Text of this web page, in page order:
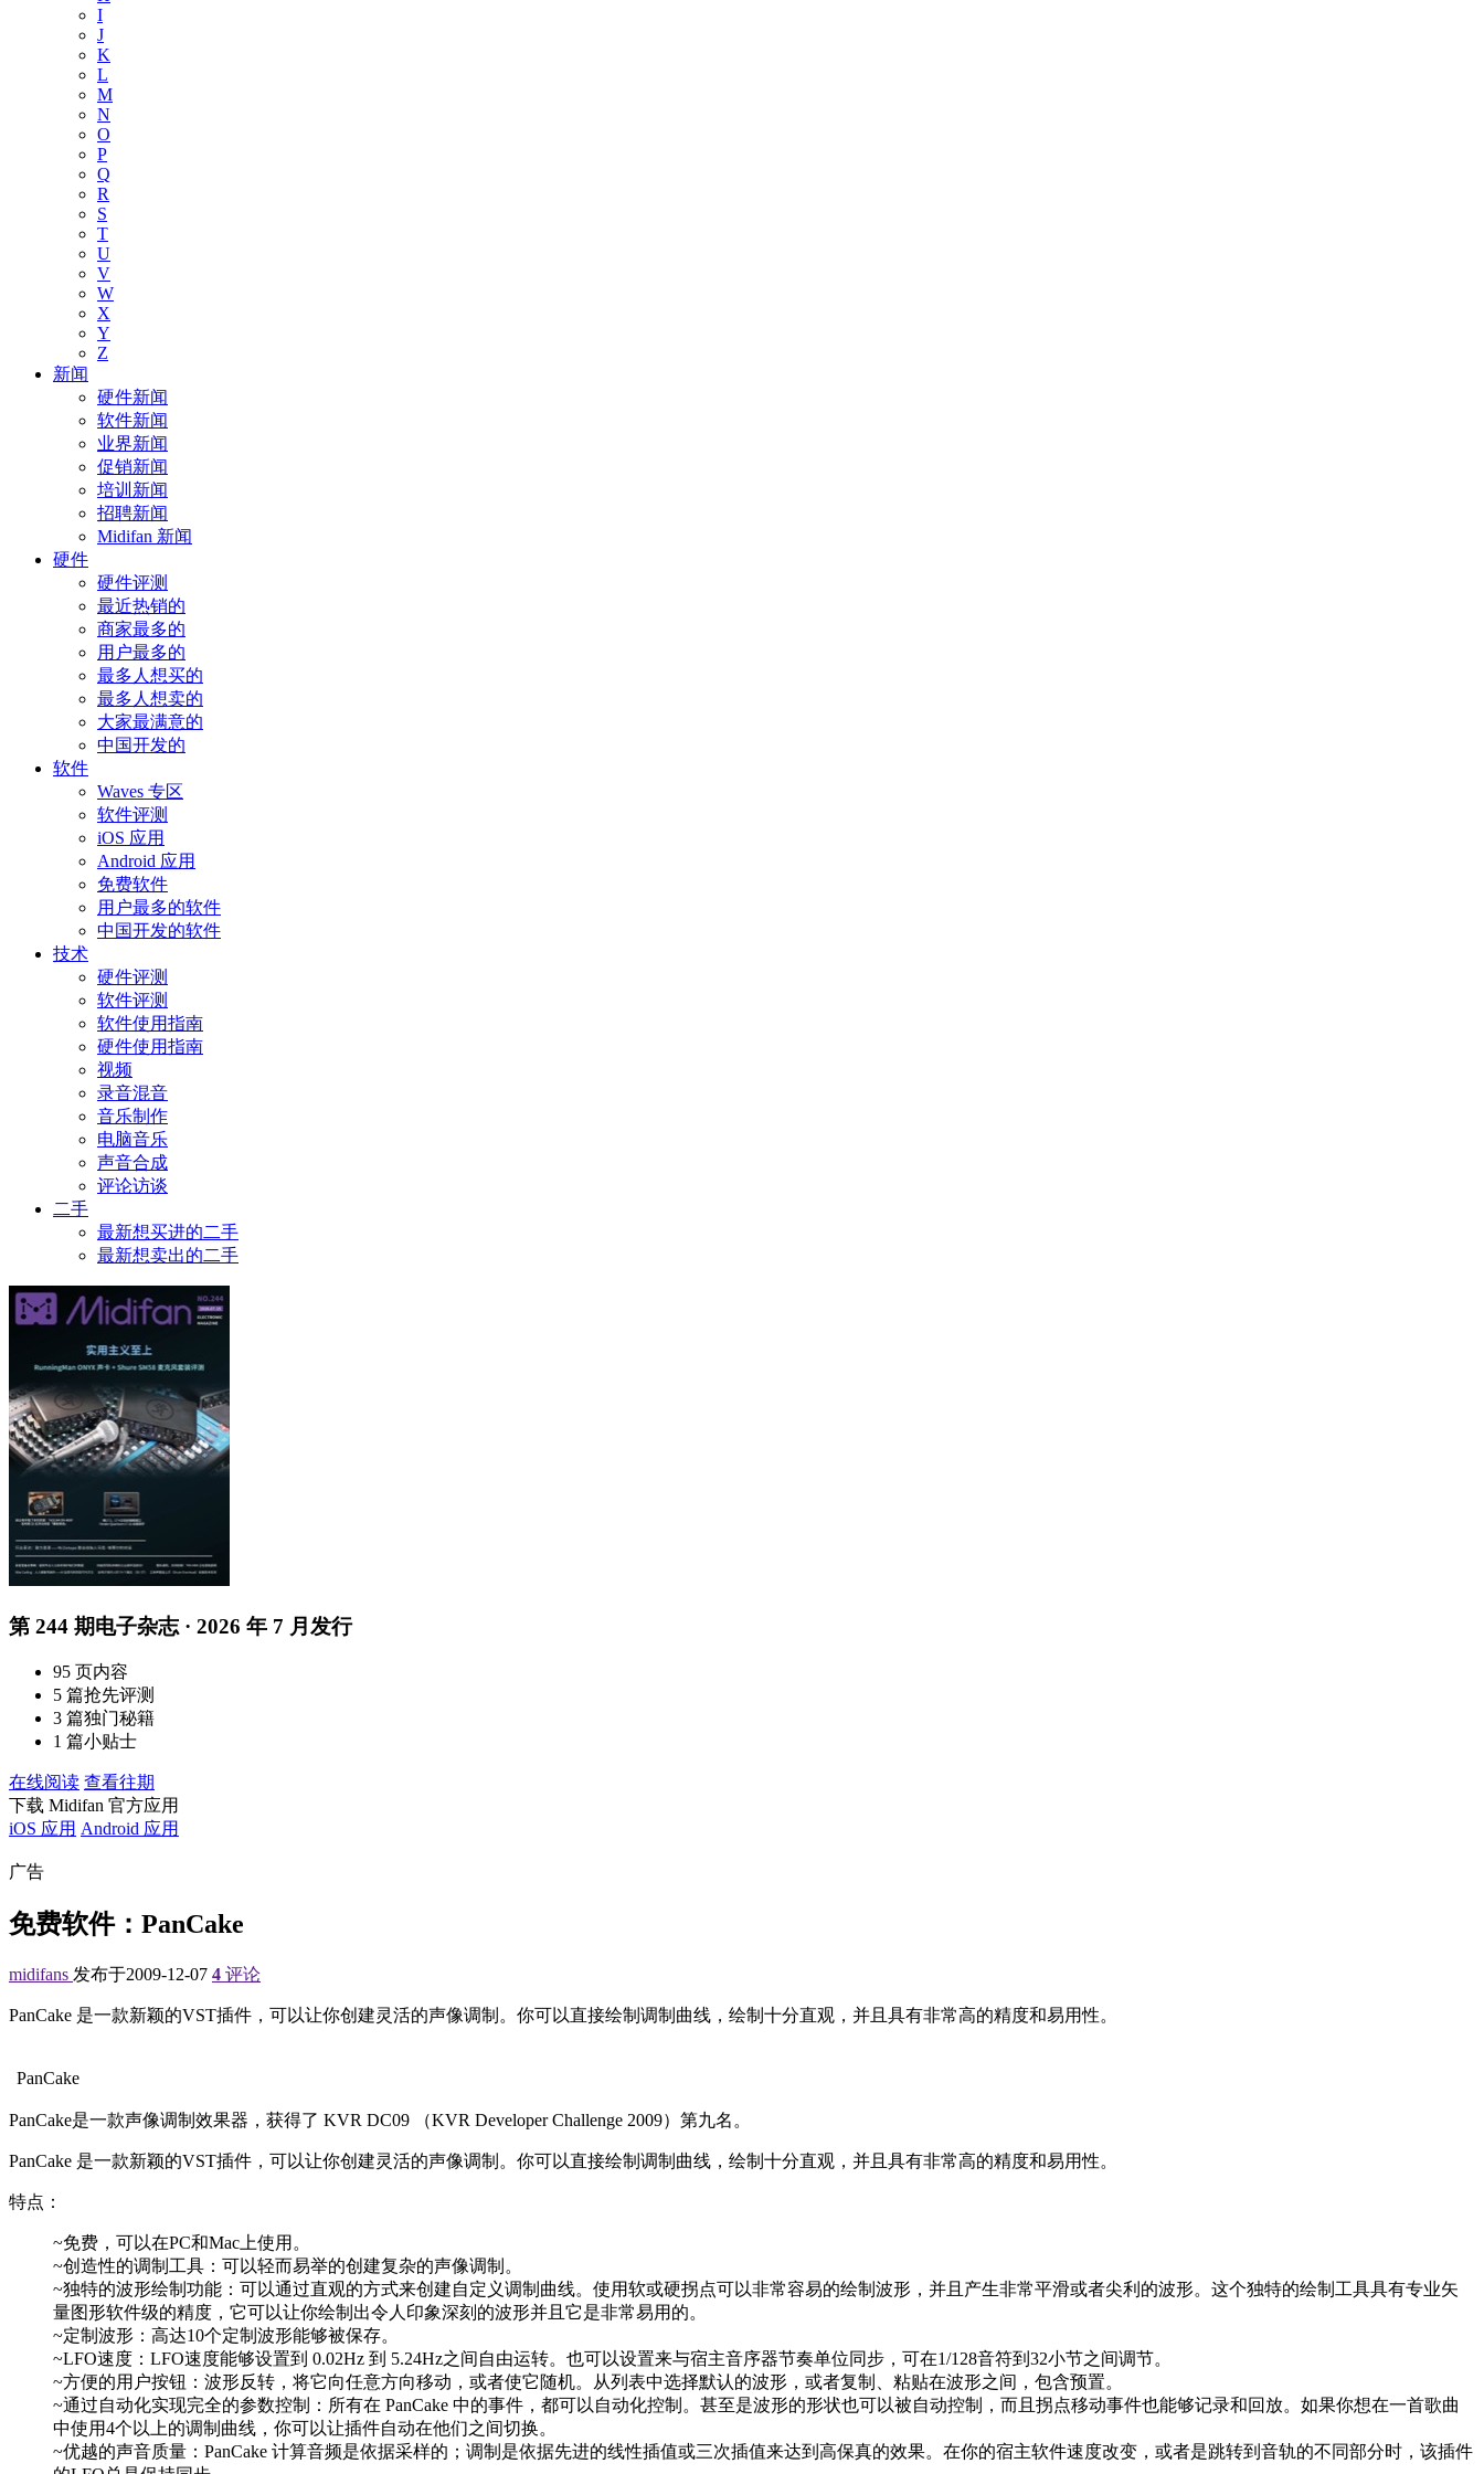
I
J
K
L
M
N
O
P
Q
R
S
T
U
V
W
X
Y
Z
新闻
硬件新闻
软件新闻
业界新闻
促销新闻
培训新闻
招聘新闻
Midifan 新闻
硬件
硬件评测
最近热销的
商家最多的
用户最多的
最多人想买的
最多人想卖的
大家最满意的
中国开发的
软件
Waves 专区
软件评测
iOS 应用
Android 应用
免费软件
用户最多的软件
中国开发的软件
技术
硬件评测
软件评测
软件使用指南
硬件使用指南
视频
录音混音
音乐制作
电脑音乐
声音合成
评论访谈
二手
最新想买进的二手
最新想卖出的二手
第 244 期电子杂志 · 2026 年 7 月发行
95 页内容
5 篇抢先评测
3 篇独门秘籍
1 篇小贴士
在线阅读 查看往期
下载 Midifan 官方应用
iOS 应用 Android 应用
广告
免费软件：PanCake
midifans 发布于2009-12-07 4 评论
PanCake 是一款新颖的VST插件，可以让你创建灵活的声像调制。你可以直接绘制调制曲线，绘制十分直观，并且具有非常高的精度和易用性。
PanCake
PanCake是一款声像调制效果器，获得了 KVR DC09 （KVR Developer Challenge 2009）第九名。
PanCake 是一款新颖的VST插件，可以让你创建灵活的声像调制。你可以直接绘制调制曲线，绘制十分直观，并且具有非常高的精度和易用性。
特点：
~免费，可以在PC和Mac上使用。
~创造性的调制工具：可以轻而易举的创建复杂的声像调制。
~独特的波形绘制功能：可以通过直观的方式来创建自定义调制曲线。使用软或硬拐点可以非常容易的绘制波形，并且产生非常平滑或者尖利的波形。这个独特的绘制工具具有专业矢
量图形软件级的精度，它可以让你绘制出令人印象深刻的波形并且它是非常易用的。
~定制波形：高达10个定制波形能够被保存。
~LFO速度：LFO速度能够设置到 0.02Hz 到 5.24Hz之间自由运转。也可以设置来与宿主音序器节奏单位同步，可在1/128音符到32小节之间调节。
~方便的用户按钮：波形反转，将它向任意方向移动，或者使它随机。从列表中选择默认的波形，或者复制、粘贴在波形之间，包含预置。
~通过自动化实现完全的参数控制：所有在 PanCake 中的事件，都可以自动化控制。甚至是波形的形状也可以被自动控制，而且拐点移动事件也能够记录和回放。如果你想在一首歌曲
中使用4个以上的调制曲线，你可以让插件自动在他们之间切换。
~优越的声音质量：PanCake 计算音频是依据采样的；调制是依据先进的线性插值或三次插值来达到高保真的效果。在你的宿主软件速度改变，或者是跳转到音轨的不同部分时，该插件